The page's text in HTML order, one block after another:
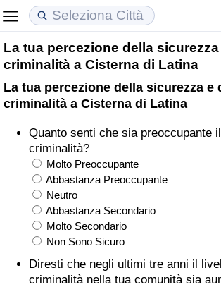
La tua percezione della
criminalità a Cisterna di Latina
La tua percezione della sicurezza e
criminalità a Cisterna di Latina
Quanto senti che sia preoccupante
criminalità?
Molto Preoccupante
Abbastanza Preoccupante
Neutro
Abbastanza Secondario
Molto Secondario
Non Sono Sicuro
Diresti che negli ultimi tre anni il
criminalità nella tua comunità sia
Costo della vita
Indice Del Costo Della Vita (corrente)
Indice Del Costo Della Vita
Indice del Costo della Vita per Nazione
ad Aqaba
Prezzi degli immobili
Indice del Prezzo delle Case
Indice del Prezzo delle Case
Indice del Prezzo delle Case per
Qualità della Vita
Indice della Qualità della Vita
Indice della Qualità della Vita (Corrente)
Indice della qualità della vita per Paese
Criminalità
Indice del Tasso di Criminalità
Indice della Criminalità